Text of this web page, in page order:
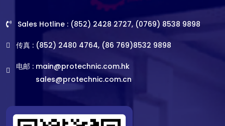
Sales Hotline : (852) 2428 2727, (0769) 8538 9898
传真 : (852) 2480 4764, (86 769)8532 9898
电邮 : main@protechnic.com.hk
sales@protechnic.com.cn